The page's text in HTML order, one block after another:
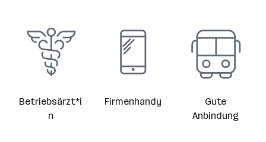
Betriebsärzt*i
n
Firmenhandy
Gute
Anbindung